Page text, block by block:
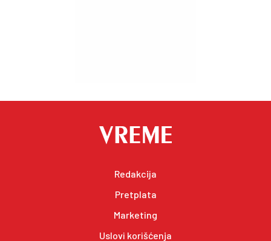
Redakcija
Pretplata
Marketing
Uslovi korišćenja